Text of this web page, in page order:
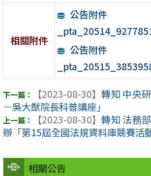
相關公告
相關附件
公告附件
公告附件
【2023-08-30】 轉知 中央
－吳大猷院長科普講座」
【2023-08-30】 轉知 法務
辦「第15屆全國法規資料庫競賽活動